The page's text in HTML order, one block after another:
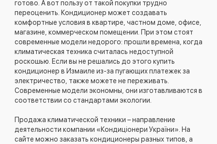
готово. А вот пользу от такой покупки трудно
переоценить. Кондиционер может создавать
комфортные условия в квартире, частном доме, офисе,
магазине, коммерческом помещении. При этом стоят
современные модели недорого: прошли времена, когда
климатическая техника считалась недоступной
роскошью. Если вы не решались до этого купить
кондиционер в Измаиле из-за пугающих платежек за
электричество, также можете не переживать.
Современные модели экономны, они изготавливаются в
соответствии со стандартами экологии.
Продажа климатической техники – направление
деятельности компании «Кондиціонери України». На
сайте можно заказать кондиционеры разных типов, а